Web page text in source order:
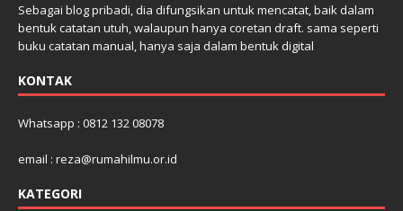
Sebagai blog pribadi, dia difungsikan untuk mencatat, baik dalam
bentuk catatan utuh, walaupun hanya coretan draft. sama seperti
buku catatan manual, hanya saja dalam bentuk digital
KONTAK
Whatsapp : 0812 132 08078
email : reza@rumahilmu.or.id
KATEGORI